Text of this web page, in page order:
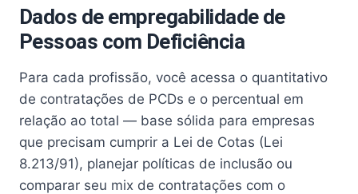
Dados de empregabilidade de
Pessoas com Deficiência
Para cada profissão, você acessa o quantitativo
de contratações de PCDs e o percentual em
relação ao total — base sólida para empresas
que precisam cumprir a Lei de Cotas (Lei
8.213/91), planejar políticas de inclusão ou
comparar seu mix de contratações com o